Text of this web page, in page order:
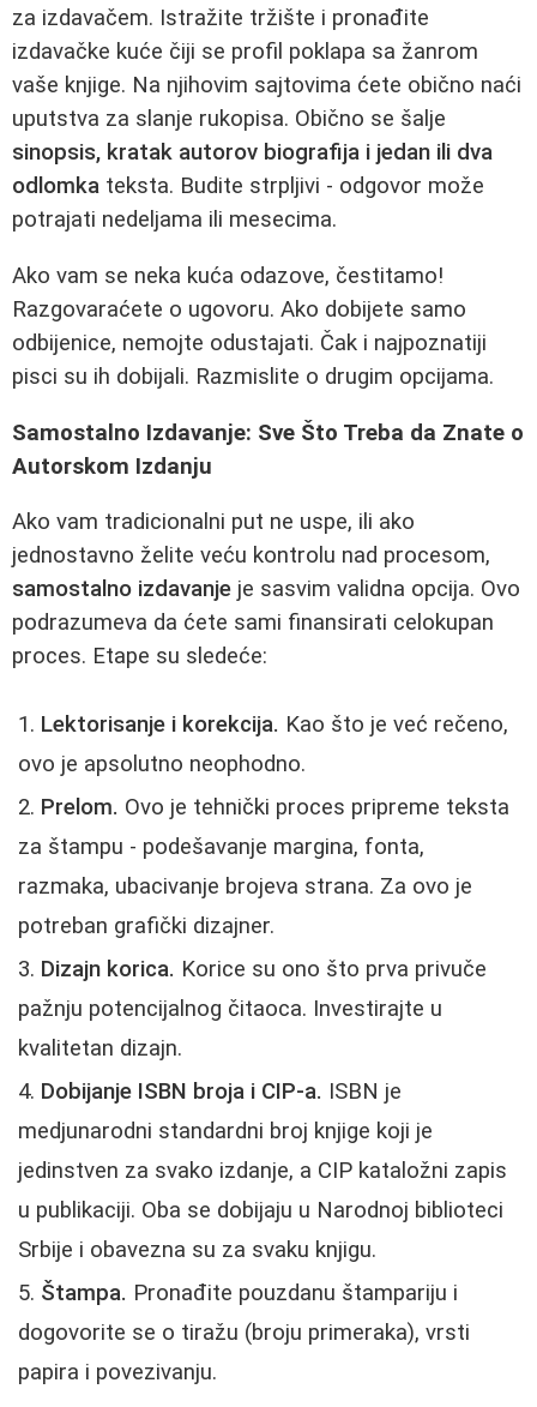
za izdavačem. Istražite tržište i pronađite
izdavačke kuće čiji se profil poklapa sa žanrom
vaše knjige. Na njihovim sajtovima ćete obično naći
uputstva za slanje rukopisa. Obično se šalje
sinopsis, kratak autorov biografija i jedan ili dva
odlomka teksta. Budite strpljivi - odgovor može
potrajati nedeljama ili mesecima.
Ako vam se neka kuća odazove, čestitamo!
Razgovaraćete o ugovoru. Ako dobijete samo
odbijenice, nemojte odustajati. Čak i najpoznatiji
pisci su ih dobijali. Razmislite o drugim opcijama.
Samostalno Izdavanje: Sve Što Treba da Znate o
Autorskom Izdanju
Ako vam tradicionalni put ne uspe, ili ako
jednostavno želite veću kontrolu nad procesom,
samostalno izdavanje je sasvim validna opcija. Ovo
podrazumeva da ćete sami finansirati celokupan
proces. Etape su sledeće:
Lektorisanje i korekcija. Kao što je već rečeno,
ovo je apsolutno neophodno.
Prelom. Ovo je tehnički proces pripreme teksta
za štampu - podešavanje margina, fonta,
razmaka, ubacivanje brojeva strana. Za ovo je
potreban grafički dizajner.
Dizajn koricа. Korice su ono što prva privuče
pažnju potencijalnog čitaoca. Investirajte u
kvalitetan dizajn.
Dobijanje ISBN broja i CIP-a. ISBN je
medjunarodni standardni broj knjige koji je
jedinstven za svako izdanje, a CIP kataložni zapis
u publikaciji. Oba se dobijaju u Narodnoj biblioteci
Srbije i obavezna su za svaku knjigu.
Štampa. Pronađite pouzdanu štampariju i
dogovorite se o tiražu (broju primeraka), vrsti
papira i povezivanju.